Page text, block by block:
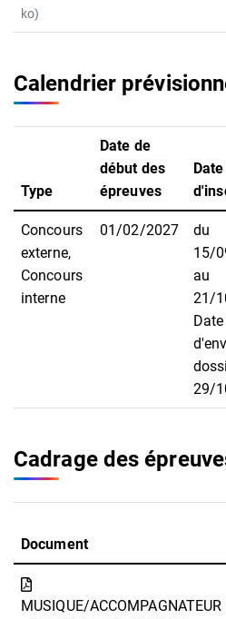
ko)
Calendrier
Type
Date de
début des
épreuves
Date
Concours
externe,
Concours
interne
01/02/2027
du
15/
au
21/
29/
Cadrage des
Document
MUSIQUE/ACCOMPAGNATEUR